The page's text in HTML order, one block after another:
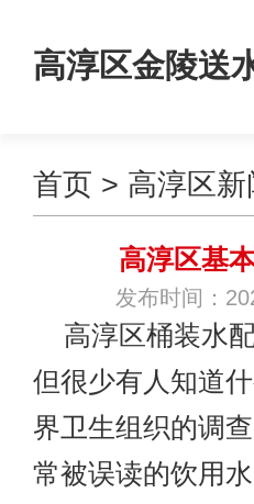
高淳区金陵送
首页 > 高淳区新
高淳区基
发布时间：
高淳区桶装水
但很少有人知道
界卫生组织的调
常被误读的饮用